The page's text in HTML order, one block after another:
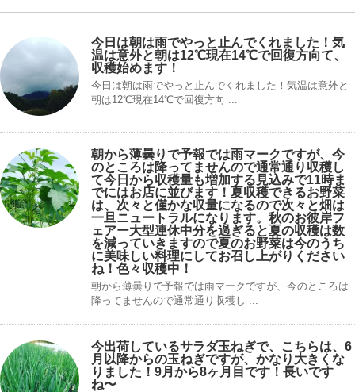
今日は朝は雨でやっと止んでくれました！気
温は意外と朝は12℃現在14℃で回復方向て、
収穫始めます！
今日は朝は雨でやっと止んでくれました！気温は意外と
朝は12℃現在14℃で回復方向 ...
朝から薄曇りで予報では雨マークですが、今
のところは降ってませんので通常通り収穫し
て今日から収穫量も増加する見込みで11時ま
でにはお店に並びます！夏収穫できるお野菜
は、次々と僅かな収量になるので次々と畑は
一旦ニュートラルになります。秋のお彼岸フ
ェアー大型連休中分を過ぎると夏の収穫は数
を減っていきますので夏のお野菜は今のうち
に美味しい料理にしてお召し上がりください
ね！色々収穫中！
朝から薄曇りで予報では雨マークですが、今のところは
降ってませんので通常通り収穫し ...
今出荷しているサラダ玉ねぎで、こちらは、6
月以降からの玉ねぎですが、かなり大きくな
りました！9月から8ヶ月目です！長いです
ね〜